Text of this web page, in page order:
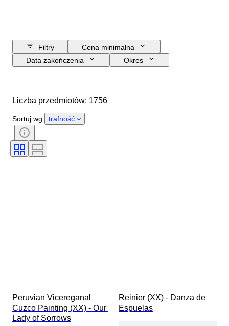
Filtry
Cena minimalna
Data zakończenia
Okres
Lokalizacja
Przedmiot
Tematyka
Artysta
Liczba przedmiotów: 1756
Sortuj wg trafność
Peruvian Vicereganal
Cuzco Painting (XX) - Our
Lady of Sorrows
Reinier (XX) - Danza de
Espuelas